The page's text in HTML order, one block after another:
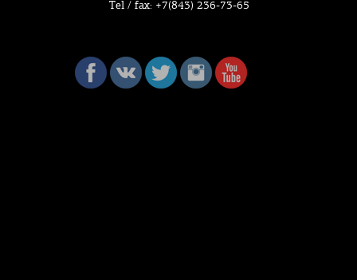
Tel / fax: +7(843) 236-73-65